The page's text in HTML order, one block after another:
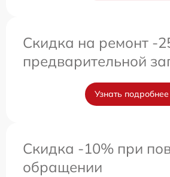
Скидка на ремонт -
предварительной
Узнать подробнее
Скидка -10% при
обращении